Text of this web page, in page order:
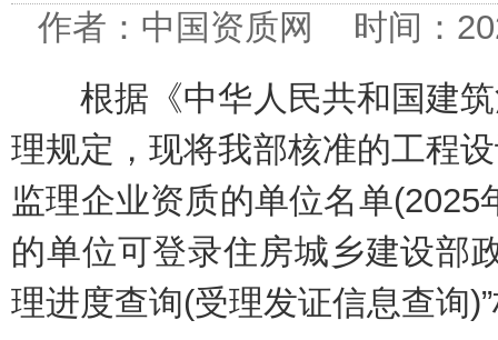
作者：中国资质网 时间：
根据《中华人民共和国建筑
理规定，现将我部核准的工程
监理企业资质的单位名单
的单位可登录住房城乡建设部
理进度查询(受理发证信息查询